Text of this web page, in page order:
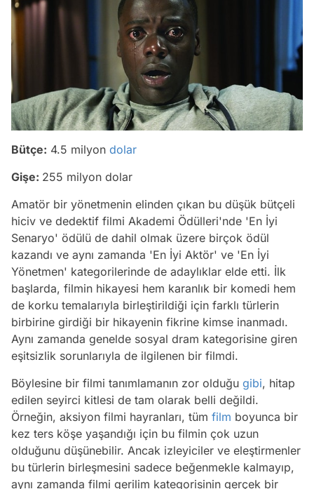
Bütçe: 4.5 milyon dolar
Gişe: 255 milyon dolar
Amatör bir yönetmenin elinden çıkan bu düşük bütçeli
hiciv ve dedektif filmi Akademi Ödülleri'nde 'En İyi
Senaryo' ödülü de dahil olmak üzere birçok ödül
kazandı ve aynı zamanda 'En İyi Aktör' ve 'En İyi
Yönetmen' kategorilerinde de adaylıklar elde etti. İlk
başlarda, filmin hikayesi hem karanlık bir komedi hem
de korku temalarıyla birleştirildiği için farklı türlerin
birbirine girdiği bir hikayenin fikrine kimse inanmadı.
Aynı zamanda genelde sosyal dram kategorisine giren
eşitsizlik sorunlarıyla de ilgilenen bir filmdi.
Böylesine bir filmi tanımlamanın zor olduğu gibi, hitap
edilen seyirci kitlesi de tam olarak belli değildi.
Örneğin, aksiyon filmi hayranları, tüm film boyunca bir
kez ters köşe yaşandığı için bu filmin çok uzun
olduğunu düşünebilir. Ancak izleyiciler ve eleştirmenler
bu türlerin birleşmesini sadece beğenmekle kalmayıp,
aynı zamanda filmi gerilim kategorisinin gerçek bir